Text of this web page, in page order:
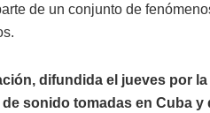
de un conjunto de
difundida el jueves por
de sonido tomadas en Cuba